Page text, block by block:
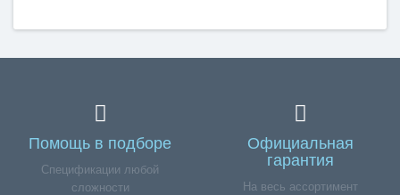
Помощь в подборе
Спецификации любой
сложности
Официальная
гарантия
На весь ассортимент